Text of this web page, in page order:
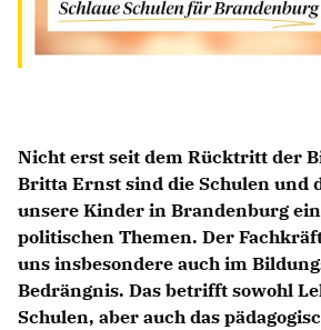
Mitglied werden
Nicht erst seit dem Rücktritt der
Britta Ernst sind die Schulen und
unsere Kinder in Brandenburg
politischen Themen. Der
uns insbesondere auch im
Bedrängnis. Das betrifft sowohl
Schulen, aber auch das